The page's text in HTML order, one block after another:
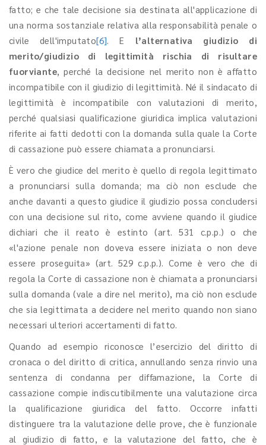
fatto; e che tale decisione sia destinata all'applicazione di
una norma sostanziale relativa alla responsabilità penale o
civile dell'imputato[6]. E l’alternativa giudizio di
merito/giudizio di legittimità rischia di risultare
fuorviante, perché la decisione nel merito non è affatto
incompatibile con il giudizio di legittimità. Né il sindacato di
legittimità è incompatibile con valutazioni di merito,
perché qualsiasi qualificazione giuridica implica valutazioni
riferite ai fatti dedotti con la domanda sulla quale la Corte
di cassazione può essere chiamata a pronunciarsi.
È vero che giudice del merito è quello di regola legittimato
a pronunciarsi sulla domanda; ma ciò non esclude che
anche davanti a questo giudice il giudizio possa concludersi
con una decisione sul rito, come avviene quando il giudice
dichiari che il reato è estinto (art. 531 c.p.p.) o che
«l'azione penale non doveva essere iniziata o non deve
essere proseguita» (art. 529 c.p.p.). Come è vero che di
regola la Corte di cassazione non è chiamata a pronunciarsi
sulla domanda (vale a dire nel merito), ma ciò non esclude
che sia legittimata a decidere nel merito quando non siano
necessari ulteriori accertamenti di fatto.
Quando ad esempio riconosce l’esercizio del diritto di
cronaca o del diritto di critica, annullando senza rinvio una
sentenza di condanna per diffamazione, la Corte di
cassazione compie indiscutibilmente una valutazione circa
la qualificazione giuridica del fatto. Occorre infatti
distinguere tra la valutazione delle prove, che è funzionale
al giudizio di fatto, e la valutazione del fatto, che è